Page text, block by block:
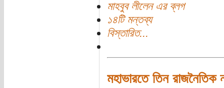
মাহবুব লীলেন এর ব্লগ
১৪টি মন্তব্য
বিস্তারিত...
মহাভারতে তিন